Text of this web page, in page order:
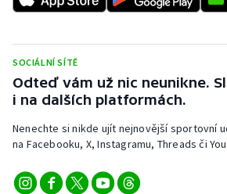
SOCIÁLNÍ SÍTĚ
Odteď vám už nic neunikne.
i na dalších platformách.
Nenechte si nikde ujít nejnovější sportovní
na Facebooku, X, Instagramu, Threads či